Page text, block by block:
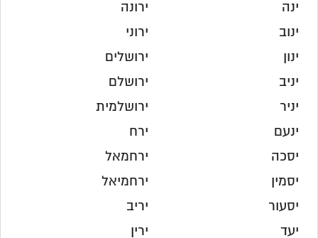
ינה
ינוב
ינון
יניב
יניר
ינעם
יסכה
יסמין
יסעור
יעד
ירונה
ירוני
ירושלים
ירושלם
ירושלמית
ירח
ירחמאל
ירחמיאל
יריב
ירין